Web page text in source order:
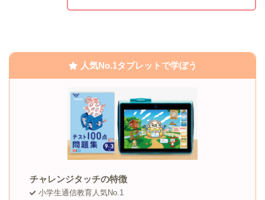
人気No.1タブレットで学ぼう
チャレンジタッチの特徴
小学生通信教育人気No.1